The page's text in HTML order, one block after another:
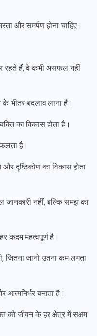
और समर्पण होना चाहिए।
रहते हैं, वे कभी असफल नहीं
के भीतर बदलाव लाना है।
का विकास होता है।
है।
दृष्टिकोण का विकास होता
जानकारी नहीं, बल्कि समझ का
कदम महत्वपूर्ण है।
जितना जानो उतना कम लगता
बनाता है।
को जीवन के हर क्षेत्र में सक्षम